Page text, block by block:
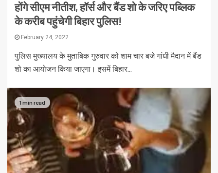
होंगे सीएम नीतीश, हॉर्स और बैंड शो के जरिए पब्लिक
के करीब पहुंचेगी बिहार पुलिस!
February 24, 2022
पुलिस मुख्यालय के मुताबिक गुरुवार को शाम चार बजे गांधी मैदान में बैंड
शो का आयोजन किया जाएगा। इसमें बिहार...
1 min read